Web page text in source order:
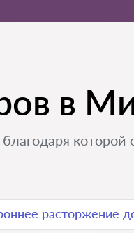
в
расторжение